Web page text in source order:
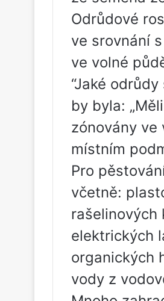
Odrůdové
ve srovnání
ve volné
“Jaké
by byla:
zónovány ve
místním
Pro
včetně:
rašelinových
elektrických
organických
vody z